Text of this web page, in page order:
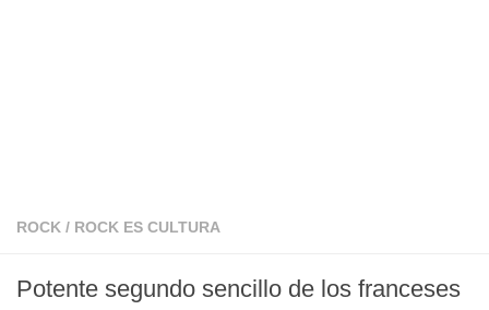
ROCK / ROCK ES CULTURA
Potente segundo sencillo de los franceses